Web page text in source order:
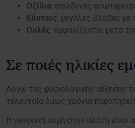
Οζίδια: επώδυνες
Κύστεις: μεγάλες βλάβες με
Ουλές: εμφανίζονται μετά
Σε ποιές ηλικίες
Λόγω της φυσιολογικής αύξησης
τελευταία όμως χρόνια
Η νεογνική ακμή στην πλάτη